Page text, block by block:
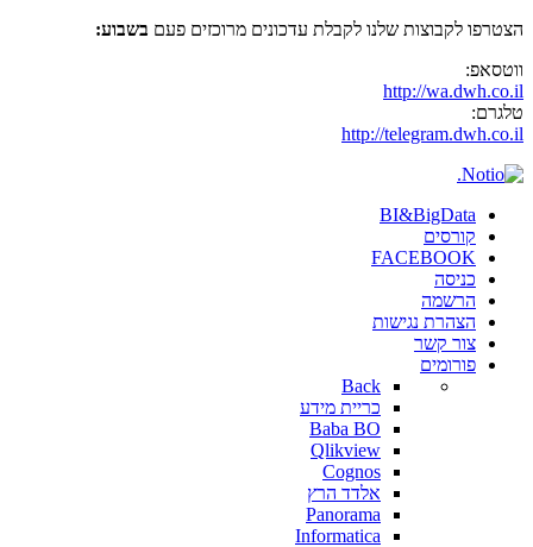
הצטרפו לקבוצות שלנו לקבלת עדכונים מרוכזים פעם בשבוע:
ווטסאפ:
http://wa.dwh.co.il
טלגרם:
http://telegram.dwh.co.il
BI&BigData
קורסים
FACEBOOK
כניסה
הרשמה
הצהרת נגישות
צור קשר
פורומים
Back
כריית מידע
Baba BO
Qlikview
Cognos
אלדד הרץ
Panorama
Informatica